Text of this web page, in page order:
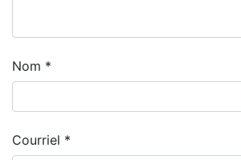
Nom *
Courriel *